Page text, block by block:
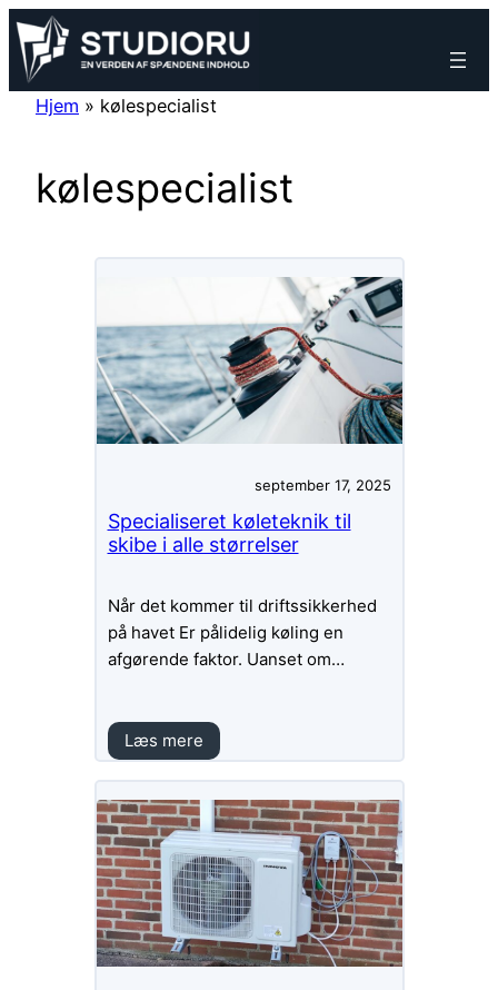
Spring
til
indhold
Hjem » kølespecialist
kølespecialist
september 17, 2025
Specialiseret køleteknik til
skibe i alle størrelser
Når det kommer til driftssikkerhed
på havet Er pålidelig køling en
afgørende faktor. Uanset om…
Læs mere